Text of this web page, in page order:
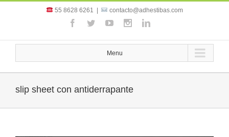
55 8628 6261 contacto@adhestibas.com
Menu
slip sheet con antiderrapante